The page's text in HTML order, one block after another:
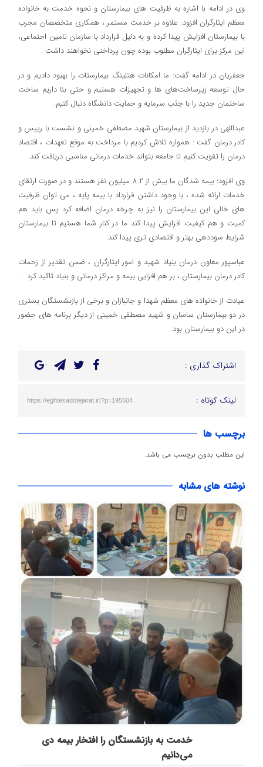
وی در ادامه با اشاره به ظرفیت های بیمارستان و نحوه خدمت به خانواده
معظم ایثارگران افزود: علاوه بر خدمت مستمر ، همکاری متخصصان مجرب
با بیمارستان افزایش پیدا کرده و به دلیل قرارداد با سازمان تامین اجتماعی،
این مرکز برای ایثارگران مطلوب بوده چون پرداختی نخواهند داشت .
جعفریان در ادامه گفت: ما امکانات هتلینگ بیمارستات را بهبود دادیم و در
حال توسعه زیرساخت‌های ها و تجهیزات هستیم و حتی بنا داریم ساخت
ساختمان جدید را با جذب سرمایه و حمایت دانشگاه دنبال کنیم.
عبداللهی در بازدید از بیمارستان شهید مصطفی خمینی و نشست با رییس و
کادر درمان گفت : همواره تلاش کردیم با مرداخت به موقع تعهدات ، اقتصاد
درمان را تقویت کنیم تا جامعه بتواند خدمات درمانی مناسبی دریافت کند.
وی افزود: بیمه شدگان ما بیش از ۸.۲ میلیون نفر هستند و در صورت ارتقای
خدمات ارائه شده ، با وجود داشتن قرارداد با بیمه پایه ، می توان ظرفیت
های خالی این بیمارستان را نیز به چرخه درمان اضافه کرد پس باید هم
کمیت و هم کیفیت افزایش پیدا کند ما در کنار شما هستیم تا بیمارستان
شرایط سوددهی بهتر و اقتصادی تری پیدا کند.
عباسپور معاون درمان بنیاد شهید و امور ایثارگران ، ضمن تقدیر از زحمات
کادر درمان بیمارستان ، بر هم افزایی بیمه و مراکز درمانی و بنیاد تاکید کرد .
عیادت از خانواده های معظم شهدا و جانبازان و برخی از بازنشستگان بستری
در دو بیمارستان ساسان و شهید مصطفی خمینی از دیگر برنامه های حضور
در این دو بیمارستان بود.
اشتراک گذاری :
لینک کوتاه : https://eghtesadotejarat.ir/?p=195504
برچسب ها
این مطلب بدون برچسب می باشد.
نوشته های مشابه
خدمت به بازنشستگان‌ را افتخار بیمه دی
می‌دانیم